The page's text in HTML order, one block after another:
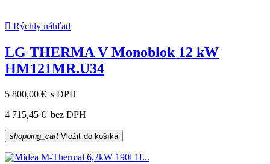
 Rýchly náhľad
LG THERMA V Monoblok 12 kW
HM121MR.U34
5 800,00 € s DPH
4 715,45 € bez DPH
shopping_cart Vložiť do košíka